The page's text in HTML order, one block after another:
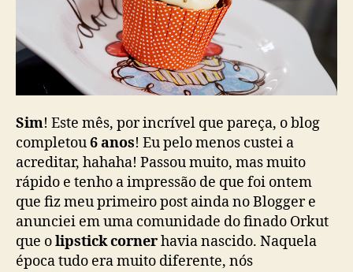
Sim! Este mês, por incrível que pareça, o blog
completou6 anos! Eu pelo menos custei a
acreditar, hahaha! Passou muito, mas muito
rápido e tenho a impressão de que foi ontem
que fiz meu primeiro post ainda no Blogger e
anunciei em uma comunidade do finado Orkut
que olipstick cornerhavia nascido. Naquela
época tudo era muito diferente, nós